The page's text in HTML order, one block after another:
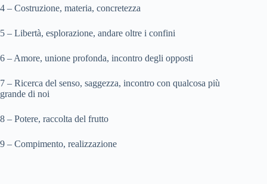
4 – Costruzione, materia, concretezza
5 – Libertà, esplorazione, andare oltre i confini
6 – Amore, unione profonda, incontro degli opposti
7 – Ricerca del senso, saggezza, incontro con qualcosa più
grande di noi
8 – Potere, raccolta del frutto
9 – Compimento, realizzazione